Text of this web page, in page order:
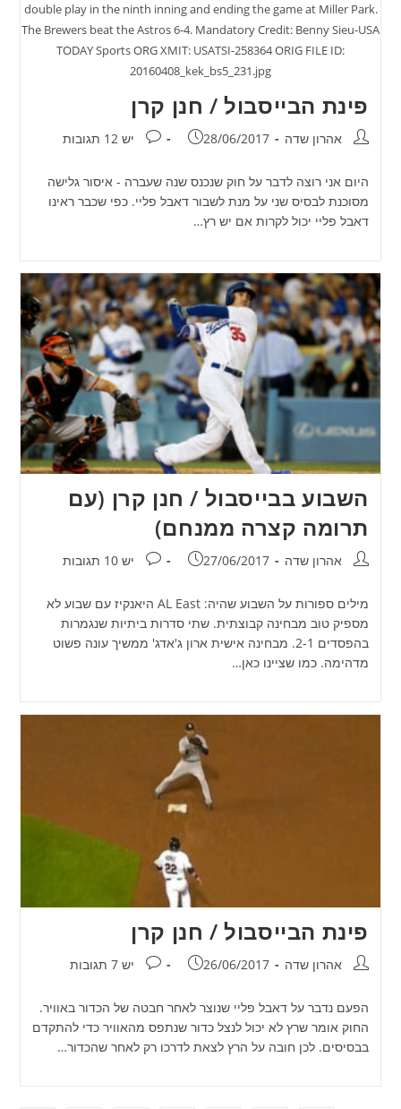
double play in the ninth inning and ending the game at Miller Park.
The Brewers beat the Astros 6-4. Mandatory Credit: Benny Sieu-USA
TODAY Sports ORG XMIT: USATSI-258364 ORIG FILE ID:
20160408_kek_bs5_231.jpg
פינת הבייסבול / חנן קרן
מחבר:אהרון שדה פורסם:
28/06/2017 תגובות:
יש 12 תגובות
היום אני רוצה לדבר על חוק שנכנס שנה שעברה - איסור גלישה
מסוכנת לבסיס שני על מנת לשבור דאבל פליי. כפי שכבר ראינו
דאבל פליי יכול לקרות אם יש רץ…
השבוע בבייסבול / חנן קרן (עם
תרומה קצרה ממנחם)
מחבר:אהרון שדה פורסם:
27/06/2017 תגובות:
יש 10 תגובות
מילים ספורות על השבוע שהיה: AL East היאנקיז עם שבוע לא
מספיק טוב מבחינה קבוצתית. שתי סדרות ביתיות שנגמרות
בהפסדים 2-1. מבחינה אישית ארון ג'אדג' ממשיך עונה פשוט
מדהימה. כמו שציינו כאן…
פינת הבייסבול / חנן קרן
מחבר:אהרון שדה פורסם:
26/06/2017 תגובות:
יש 7 תגובות
הפעם נדבר על דאבל פליי שנוצר לאחר חבטה של הכדור באוויר.
החוק אומר שרץ לא יכול לנצל כדור שנתפס מהאוויר כדי להתקדם
בבסיסים. לכן חובה על הרץ לצאת לדרכו רק לאחר שהכדור…